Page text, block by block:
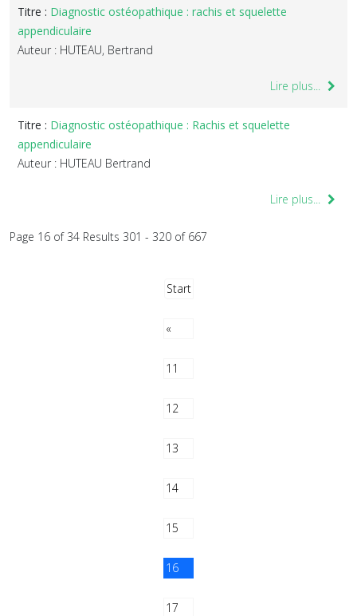
Titre : Diagnostic ostéopathique : rachis et squelette
appendiculaire
Auteur : HUTEAU, Bertrand
Lire plus...
Titre : Diagnostic ostéopathique : Rachis et squelette
appendiculaire
Auteur : HUTEAU Bertrand
Lire plus...
Page 16 of 34 Results 301 - 320 of 667
Start
«
11
12
13
14
15
16
17